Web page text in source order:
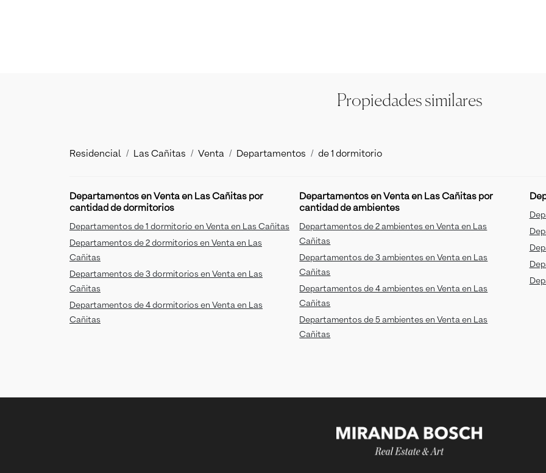
Propiedades similares
Residencial Las Cañitas Venta Departamentos de 1 dormitorio
Departamentos en Venta en Las Cañitas por
cantidad de dormitorios
Departamentos de 1 dormitorio en Venta en Las Cañitas
Departamentos de 2 dormitorios en Venta en Las
Cañitas
Departamentos de 3 dormitorios en Venta en Las
Cañitas
Departamentos de 4 dormitorios en Venta en Las
Cañitas
Departamentos en Venta en Las Cañitas por
cantidad de ambientes
Departamentos de 2 ambientes en Venta en Las
Cañitas
Departamentos de 3 ambientes en Venta en Las
Cañitas
Departamentos de 4 ambientes en Venta en Las
Cañitas
Departamentos de 5 ambientes en Venta en Las
Cañitas